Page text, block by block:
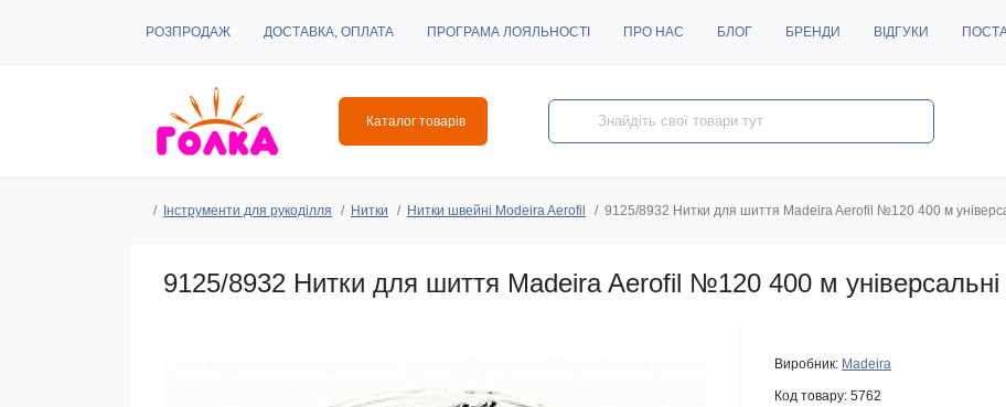
РОЗПРОДАЖ ДОСТАВКА, ОПЛАТА ПРОГРАМА ЛОЯЛЬНОСТІ ПРО НАС БЛОГ БРЕНДИ ВІДГУКИ
Каталог товарів
Інструменти для рукоділля Нитки Нитки швейні Modeira Aerofil 9125/8932 Нитки для шиття Madeira Aerofil №120 400 м
9125/8932 Нитки для шиття Madeira Aerofil №120 400 м універсальні
Виробник: Madeira
Код товару: 5762